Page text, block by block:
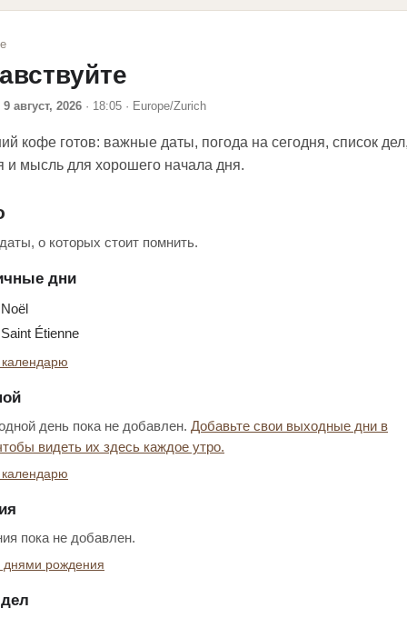
август, 2026 · 18:05 · Europe/Zurich
кофе готов: важные даты, погода на сегодня, список
и мысль для хорошего начала дня.
о которых стоит помнить.
дни
Étienne
день пока не добавлен. Добавьте свои выходные дни в
видеть их здесь каждое утро.
пока не добавлен.
днями рождения